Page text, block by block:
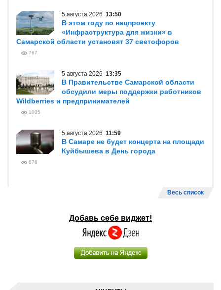
5 августа 2026 13:50
В этом году по нацпроекту
«Инфраструктура для жизни» в
Самарской области установят 37 светофоров
767
5 августа 2026 13:35
В Правительстве Самарской области
обсудили меры поддержки работников
Wildberries и предпринимателей
1005
5 августа 2026 11:59
В Самаре не будет концерта на площади
Куйбышева в День города
676
Весь список
Добавь себе виджет!